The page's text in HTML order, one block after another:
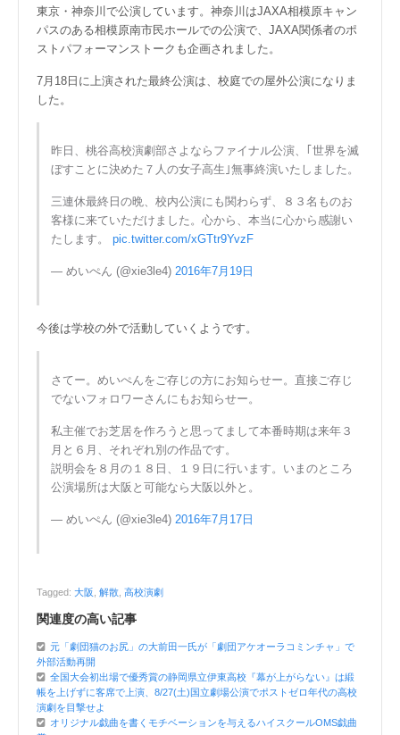
東京・神奈川で公演しています。神奈川はJAXA相模原キャン
パスのある相模原南市民ホールでの公演で、JAXA関係者のポ
ストパフォーマンストークも企画されました。
7月18日に上演された最終公演は、校庭での屋外公演になりま
した。
昨日、桃谷高校演劇部さよならファイナル公演、｢世界を滅
ぼすことに決めた７人の女子高生｣無事終演いたしました。
三連休最終日の晩、校内公演にも関わらず、８３名ものお
客様に来ていただけました。心から、本当に心から感謝い
たします。pic.twitter.com/xGTtr9YvzF
— めいぺん (@xie3le4)2016年7月19日
今後は学校の外で活動していくようです。
さてー。めいぺんをご存じの方にお知らせー。直接ご存じ
でないフォロワーさんにもお知らせー。
私主催でお芝居を作ろうと思ってまして本番時期は来年３
月と６月、それぞれ別の作品です。
説明会を８月の１８日、１９日に行います。いまのところ
公演場所は大阪と可能なら大阪以外と。
— めいぺん (@xie3le4) 2016年7月17日
Tagged: 大阪 解散 高校演劇
関連度の高い記事
元「劇団猫のお尻」の大前田一氏が「劇団アケオーラコミンチャ」で
外部活動再開
全国大会初出場で優秀賞の静岡県立伊東高校『幕が上がらない』は緞
帳を上げずに客席で上演、8/27(土)国立劇場公演でポストゼロ年代の高校
演劇を目撃せよ
オリジナル戯曲を書くモチベーションを与えるハイスクールOMS戯曲